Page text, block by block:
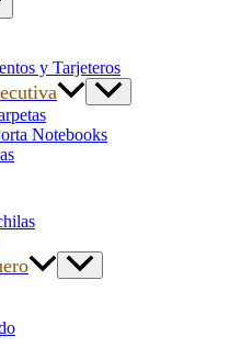
y Tarjeteros
Notebooks